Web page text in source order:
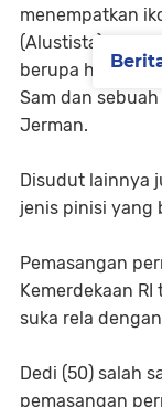
menempatkan
(Alustista) milik
berupa
Sam dan
Jerman.
Disudut lainnya
jenis pinisi yang
Pemasangan
Kemerdekaan
suka rela
Dedi (50) salah
pemasangan